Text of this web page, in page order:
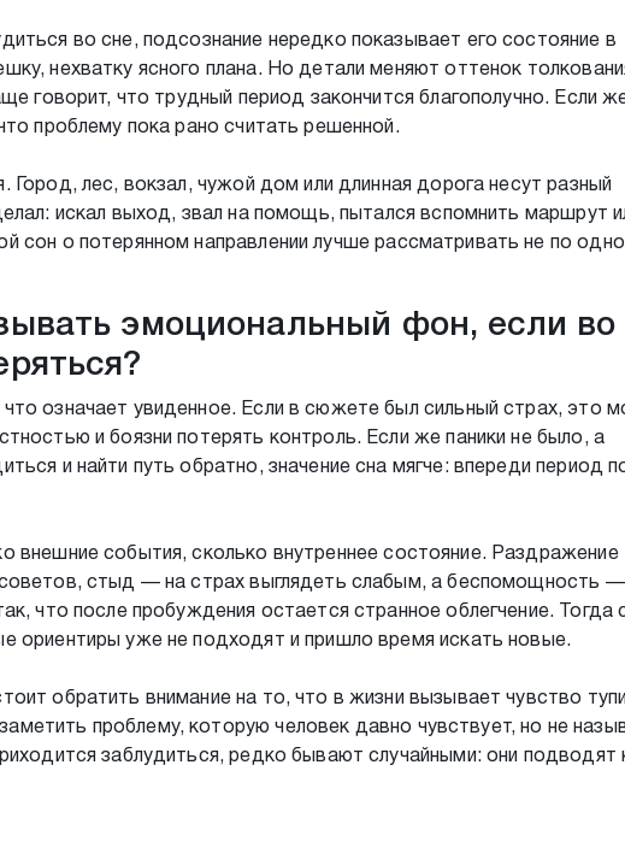
во сне, подсознание нередко показывает его состояние в
нехватку ясного плана. Но детали меняют оттенок
говорит, что трудный период закончится благополучно. Если
проблему пока рано считать решенной.
Город, лес, вокзал, чужой дом или длинная дорога несут разный
искал выход, звал на помощь, пытался вспомнить маршрут
сон о потерянном направлении лучше рассматривать не по
эмоциональный фон, если во
означает увиденное. Если в сюжете был сильный страх, это
и боязни потерять контроль. Если же паники не было, а
и найти путь обратно, значение сна мягче: впереди период
внешние события, сколько внутреннее состояние. Раздражение
стыд — на страх выглядеть слабым, а беспомощность
что после пробуждения остается странное облегчение. Тогда
ориентиры уже не подходят и пришло время искать новые.
обратить внимание на то, что в жизни вызывает чувство
проблему, которую человек давно чувствует, но не
заблудиться, редко бывают случайными: они подводят